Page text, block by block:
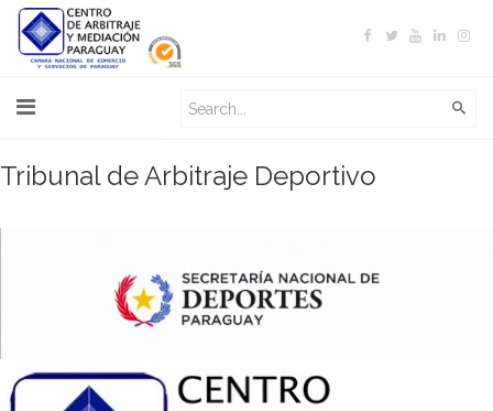
Tribunal de Arbitraje Deportivo